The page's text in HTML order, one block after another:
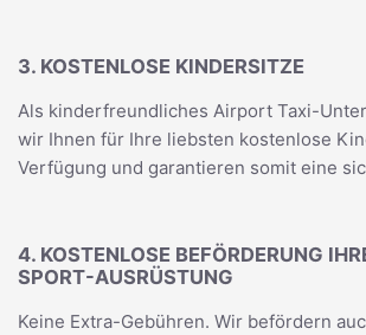
3. KOSTENLOSE KINDERSITZE
Als kinderfreundliches Airport Taxi-
wir Ihnen für Ihre liebsten kostenlose
Verfügung und garantieren somit eine
4. KOSTENLOSE BEFÖRDERUNG
SPORT-AUSRÜSTUNG
Keine Extra-Gebühren. Wir befördern